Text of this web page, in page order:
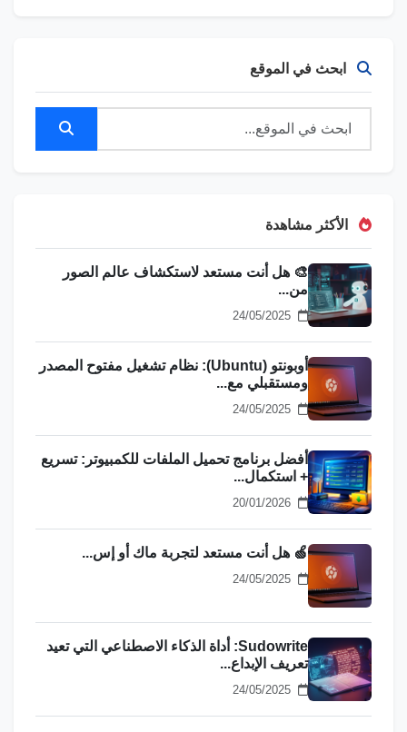
ابحث في الموقع
الأكثر مشاهدة
🎨 هل أنت مستعد لاستكشاف عالم الصور
من...
أوبونتو (Ubuntu): نظام تشغيل مفتوح المصدر
ومستقبلي مع...
أفضل برنامج تحميل الملفات للكمبيوتر: تسريع
+ استكمال...
🍏 هل أنت مستعد لتجربة ماك أو إس...
Sudowrite: أداة الذكاء الاصطناعي التي تعيد
تعريف الإبداع...